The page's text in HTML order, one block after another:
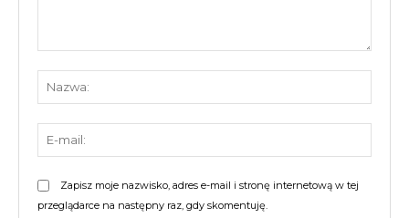
Zapisz moje nazwisko, adres e-mail i stronę internetową w tej
przeglądarce na następny raz, gdy skomentuję.